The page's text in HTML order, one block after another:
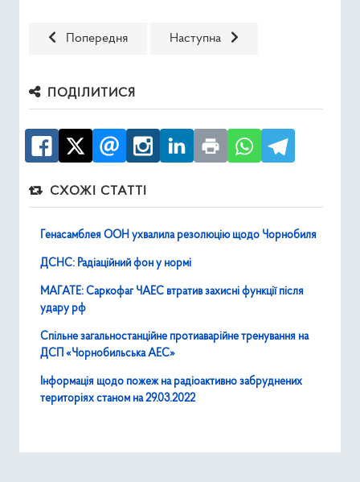
Попередня стаття: Восени відбудеться презентація
Попередня Наступна стаття: Працівники
Наступна
ПОДІЛИТИСЯ
СХОЖІ СТАТТІ
Генасамблея ООН ухвалила резолюцію щодо Чорнобиля
ДСНС: Радіаційний фон у нормі
МАГАТЕ: Саркофаг ЧАЕС втратив захисні функції після
удару рф
Спільне загальностанційне протиаварійне тренування на
ДСП «Чорнобильська АЕС»
Інформація щодо пожеж на радіоактивно забруднених
територіях станом на 29.03.2022